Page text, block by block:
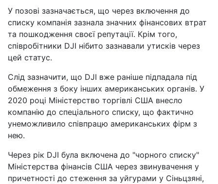
У позові зазначається, що через включення до
списку компанія зазнала значних фінансових втрат
та пошкодження своєї репутації. Крім того,
співробітники DJI нібито зазнавали утисків через
цей статус.
Слід зазначити, що DJI вже раніше підпадала під
обмеження з боку інших американських органів. У
2020 році Міністерство торгівлі США внесло
компанію до спеціального списку, що фактично
унеможливило співпрацю американських фірм з
нею.
Через рік DJI була включена до "чорного списку"
Міністерства фінансів США через звинувачення у
причетності до стеження за уйгурами у Сіньцзяні,